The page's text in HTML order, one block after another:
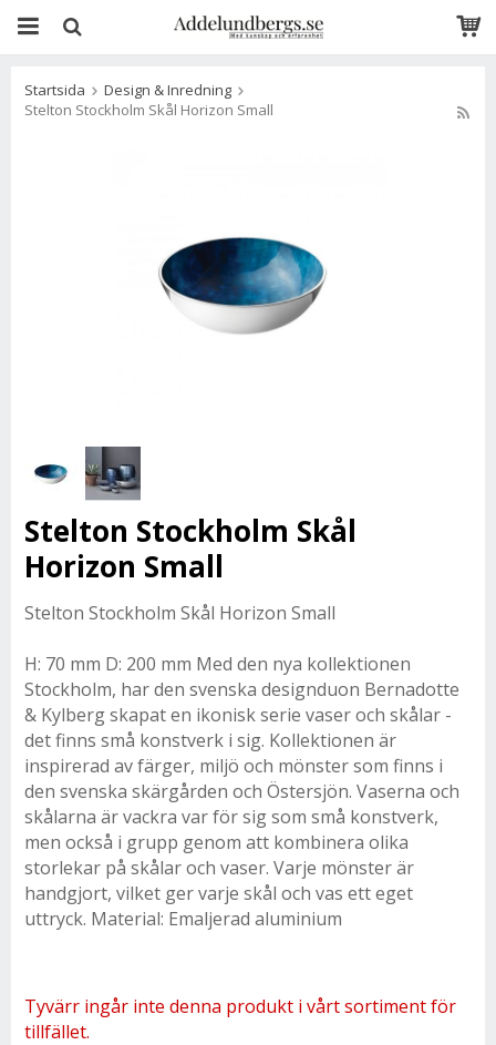
Startsida
Design & Inredning
Stelton Stockholm Skål Horizon Small
Stelton Stockholm Skål
Horizon Small
Stelton Stockholm Skål Horizon Small
H: 70 mm D: 200 mm Med den nya kollektionen
Stockholm, har den svenska designduon Bernadotte
& Kylberg skapat en ikonisk serie vaser och skålar -
det finns små konstverk i sig. Kollektionen är
inspirerad av färger, miljö och mönster som finns i
den svenska skärgården och Östersjön. Vaserna och
skålarna är vackra var för sig som små konstverk,
men också i grupp genom att kombinera olika
storlekar på skålar och vaser. Varje mönster är
handgjort, vilket ger varje skål och vas ett eget
uttryck. Material: Emaljerad aluminium
Tyvärr ingår inte denna produkt i vårt sortiment för
tillfället.